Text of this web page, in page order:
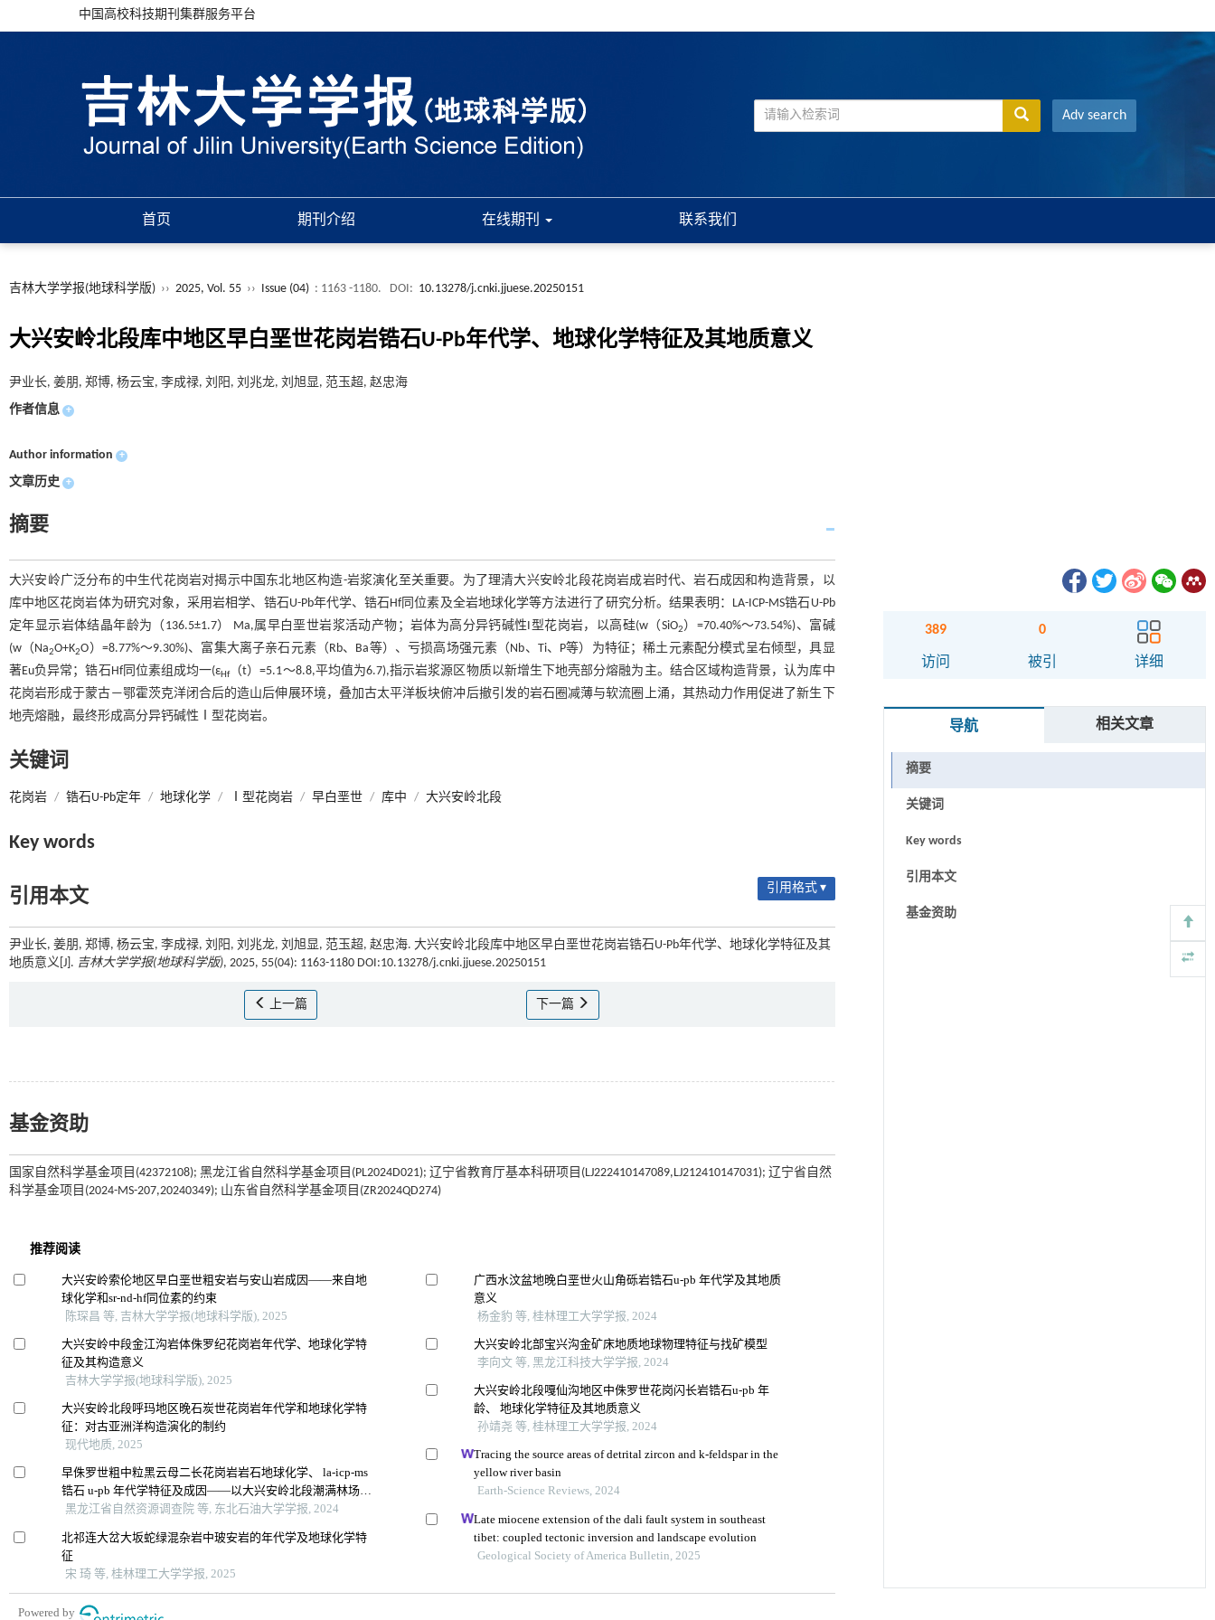
中国高校科技期刊集群服务平台
Adv search
首页 期刊介绍 在线期刊 联系我们
吉林大学学报(地球科学版) ›› 2025, Vol. 55 ›› Issue (04) : 1163 -1180. DOI: 10.13278/j.cnki.jjuese.20250151
大兴安岭北段库中地区早白垩世花岗岩锆石U-Pb年代学、地球化学特征及其地质意义
尹业长, 姜朋, 郑博, 杨云宝, 李成禄, 刘阳, 刘兆龙, 刘旭显, 范玉超, 赵忠海
作者信息 +
Author information +
文章历史 +
摘要
大兴安岭广泛分布的中生代花岗岩对揭示中国东北地区构造-岩浆演化至关重要。为了理清大兴安岭北段花岗岩成岩时代、岩石成因和构造背景，以
库中地区花岗岩体为研究对象，采用岩相学、锆石U-Pb年代学、锆石Hf同位素及全岩地球化学等方法进行了研究分析。结果表明：LA-ICP-MS锆石U-Pb
定年显示岩体结晶年龄为（136.5±1.7） Ma,属早白垩世岩浆活动产物；岩体为高分异钙碱性I型花岗岩，以高硅(w（SiO2）=70.40%～73.54%)、富碱
(w（Na2O+K2O）=8.77%～9.30%)、富集大离子亲石元素（Rb、Ba等）、亏损高场强元素（Nb、Ti、P等）为特征；稀土元素配分模式呈右倾型，具显
著Eu负异常；锆石Hf同位素组成均一(εHf（t）=5.1～8.8,平均值为6.7),指示岩浆源区物质以新增生下地壳部分熔融为主。结合区域构造背景，认为库中
花岗岩形成于蒙古—鄂霍茨克洋闭合后的造山后伸展环境，叠加古太平洋板块俯冲后撤引发的岩石圈减薄与软流圈上涌，其热动力作用促进了新生下
地壳熔融，最终形成高分异钙碱性Ⅰ型花岗岩。
关键词
花岗岩 / 锆石U-Pb定年 / 地球化学 / Ⅰ型花岗岩 / 早白垩世 / 库中 / 大兴安岭北段
Key words
引用本文 引用格式 ▾
尹业长, 姜朋, 郑博, 杨云宝, 李成禄, 刘阳, 刘兆龙, 刘旭显, 范玉超, 赵忠海. 大兴安岭北段库中地区早白垩世花岗岩锆石U-Pb年代学、地球化学特征及其
地质意义[J]. 吉林大学学报(地球科学版), 2025, 55(04): 1163-1180 DOI:10.13278/j.cnki.jjuese.20250151
上一篇 下一篇
基金资助
国家自然科学基金项目(42372108); 黑龙江省自然科学基金项目(PL2024D021); 辽宁省教育厅基本科研项目(LJ222410147089,LJ212410147031); 辽宁省自然
科学基金项目(2024-MS-207,20240349); 山东省自然科学基金项目(ZR2024QD274)
389
访问
0
被引 详细
导航 相关文章
摘要
关键词
Key words
引用本文
基金资助